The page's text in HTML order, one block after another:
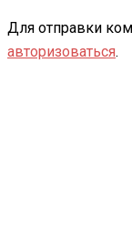
Для отправки
авторизоваться.